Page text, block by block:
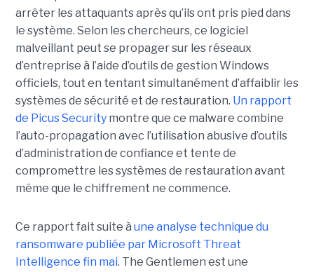
arrêter les attaquants après qu’ils ont pris pied dans
le système. Selon les chercheurs, ce logiciel
malveillant peut se propager sur les réseaux
d’entreprise à l’aide d’outils de gestion Windows
officiels, tout en tentant simultanément d’affaiblir les
systèmes de sécurité et de restauration. Un rapport
de Picus Securitymontre que ce malware combine
l’auto-propagation avec l’utilisation abusive d’outils
d’administration de confiance et tente de
compromettre les systèmes de restauration avant
même que le chiffrement ne commence.
Ce rapport fait suite à une analyse technique du
ransomware publiée par Microsoft Threat
Intelligence fin mai. The Gentlemen est une